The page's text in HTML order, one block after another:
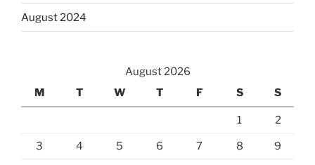
August 2024
August 2026
M
T W T F S S
1 2
3 4 5 6 7 8 9